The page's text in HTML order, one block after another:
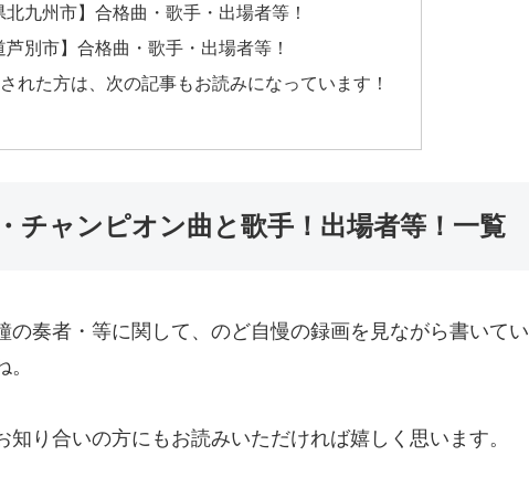
北九州市】合格曲・歌手・出場者等！
芦別市】合格曲・歌手・出場者等！
た方は、次の記事もお読みになっています！
チャンピオン曲と歌手！出場者等！一覧
奏者・等に関して、のど自慢の録画を見ながら書いてい
り合いの方にもお読みいただければ嬉しく思います。